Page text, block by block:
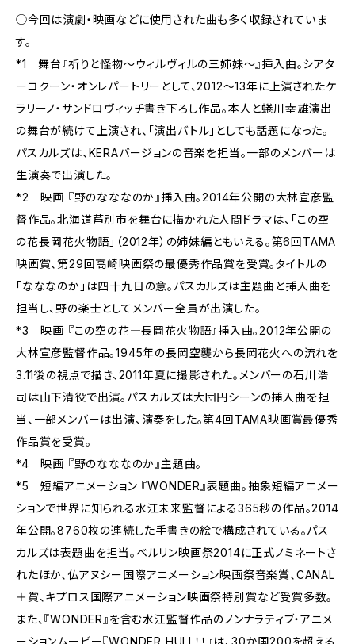
◯今回は演劇・映画などに使用された曲も多く収録されていま
す。
*1 舞台『祈りと怪物〜ウィルヴィルの三姉妹〜』挿入曲。シアタ
ーコクーン・オンレパートリーとして、2012〜13年に上演されたケ
ラリーノ・サンドロヴィッチ書き下ろし作品。本人と蜷川幸雄演出
の舞台が続けて上演され、「演出バトル」としても話題になった。
パスカルズは、KERAバージョンの音楽を担当。一部のメンバーは
生演奏で出演した。
*2 映画 『野のなななのか』挿入曲。2014年公開の大林宣彦監
督作品。北海道芦別市を舞台に描かれた人間ドラマは、「この空
の花――長岡花火物語」（2012年）の姉妹編ともいえる。第6回TAMA
映画賞、第29回高崎映画祭の最優秀作品賞を受賞。タイトルの
「なななのか」は四十九日の意。パスカルズは主題曲と挿入曲を
担当し、野の楽士としてメンバー全員が出演した。
*3 映画 『この空の花―長岡花火物語』挿入曲。2012年公開の
大林宣彦監督作品。1945年の長岡空襲から長岡花火への流れを
3.11後の視点で描き、2011年夏に撮影された。メンバーの石川浩
司は山下清役で出演。パスカルズは大団円シーンの挿入曲を担
当、一部メンバーは出演、演奏をした。第4回TAMA映画賞最優秀
作品賞を受賞。
*4 映画 『野のなななのか』主題曲。
*5 短編アニメーション 『WONDER』表題曲。抽象短編アニメー
ションで世界に知られる水江未来監督による365秒の作品。2014
年公開。8760枚の連続した手書きの絵で構成されている。パス
カルズは表題曲を担当。ベルリン映画祭2014に正式ノミネートさ
れたほか、仏アヌシー国際アニメーション映画祭音楽賞、CANAL
＋賞、キプロス国際アニメーション映画祭特別賞など受賞多数。
また、『WONDER』を含む水江監督作品のノンナラティブ・アニメ
ーションムービー『WONDER HULL！！』は、30か国200を超える